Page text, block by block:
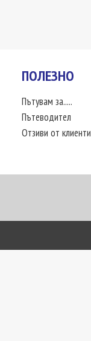
ПОЛЕЗНО
Пътувам за.....
Пътеводител
Отзиви от клиенти